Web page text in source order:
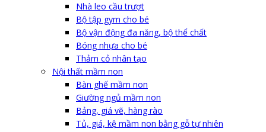
Nhà leo cầu trượt
Bộ tập gym cho bé
Bộ vận động đa năng, bộ thể chất
Bóng nhựa cho bé
Thảm cỏ nhân tạo
Nội thất mầm non
Bàn ghế mầm non
Giường ngủ mầm non
Bảng, giá vẽ, hàng rào
Tủ, giá, kệ mầm non bằng gỗ tự nhiên